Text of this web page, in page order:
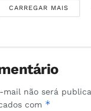
CARREGAR MAIS
mail não será
com *